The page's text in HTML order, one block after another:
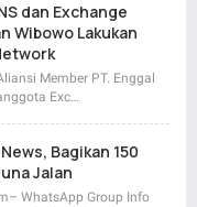
dan Exchange
Wibowo Lakukan
Member PT. Enggal
Exc…
Bagikan 150
Jalan
WhatsApp Group Info